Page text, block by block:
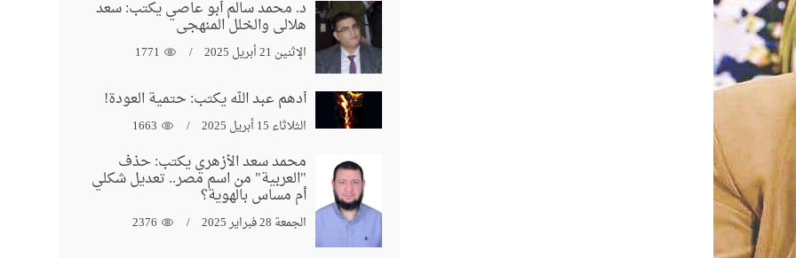
د. محمد سالم أبو عاصي يكتب: سعد
هلالي والخلل المنهجي
الإثنين 21 أبريل 2025 1771
أدهم عبد الله يكتب: حتمية العودة!
الثلاثاء 15 أبريل 2025 1663
محمد سعد الأزهري يكتب: حذف
"العربية" من اسم مصر.. تعديل شكلي
أم مساس بالهوية؟
الجمعة 28 فبراير 2025 2376